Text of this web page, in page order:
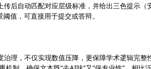
传后自动匹配对应层级标准，并给出三色提示
值，可直接用于提交或答辩。
理，不仅实现数值压降，更保障学术逻辑完